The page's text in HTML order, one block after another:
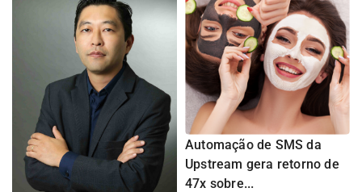
Automação de SMS da
Upstream gera retorno de
47x sobre...